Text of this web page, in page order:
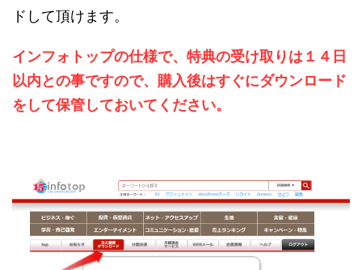
ドして頂けます。
インフォトップの仕様で、特典の受け取りは１４日
以内との事ですので、購入後はすぐにダウンロード
をして保管しておいてください。